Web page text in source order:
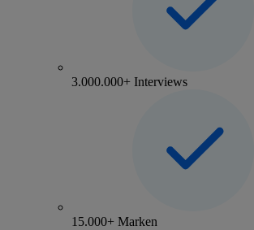
3.000.000+ Interviews
15.000+ Marken